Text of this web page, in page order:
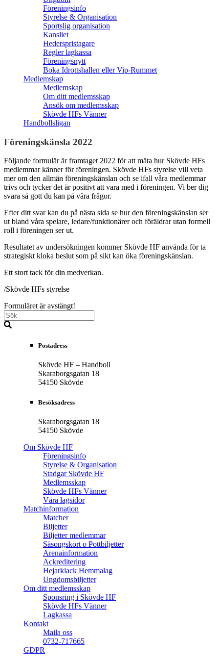
Föreningsinfo
Styrelse & Organisation
Sportslig organisation
Kansliet
Hederspristagare
Regler lagkassa
Föreningsnytt
Boka Idrottshallen eller Vip-Rummet
Medlemskap
Medlemskap
Om ditt medlemsskap
Ansök om medlemsskap
Skövde HFs Vänner
Handbollsligan
Föreningskänsla 2022
Följande formulär är framtaget 2022 för att mäta hur Skövde HFs
medlemmar känner för föreningen. Skövde HFs styrelse vill veta
mer om den allmän föreningskänslan och se ifall våra medlemmar
trivs och tycker det är positivt att vara med i föreningen. Vi ber dig
svara så gott du kan på våra frågor.
Efter ditt svar kan du på nästa sida se hur den föreningskänslan ser
ut bland våra spelare, ledare/funktionärer och föräldrar utan formell
roll i föreningen ser ut.
Resultatet av undersökningen kommer Skövde HF använda för ta
strategiskt kloka beslut som på sikt kan öka föreningskänslan.
Ett stort tack för din medverkan.
/Skövde HFs styrelse
Formuläret är avstängt!
Postadress
Skövde HF – Handboll
Skaraborgsgatan 18
54150 Skövde
Besöksadress
Skaraborgsgatan 18
54150 Skövde
Om Skövde HF
Föreningsinfo
Styrelse & Organisation
Stadgar Skövde HF
Medlemsskap
Skövde HFs Vänner
Våra lagsidor
Matchinformation
Matcher
Biljetter
Biljetter medlemmar
Säsongskort o Pottbiljetter
Arenainformation
Ackreditering
Hejarklack Hemmalag
Ungdomsbiljetter
Om ditt medlemsskap
Sponsring i Skövde HF
Skövde HFs Vänner
Lagkassa
Kontakt
Maila oss
0732-717665
GDPR